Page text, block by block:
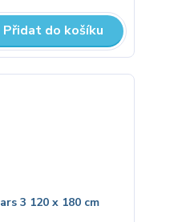
Přidat do košíku